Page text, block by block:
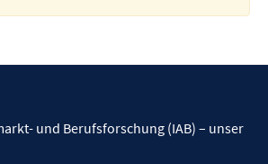
und Berufsforschung (IAB) – unser